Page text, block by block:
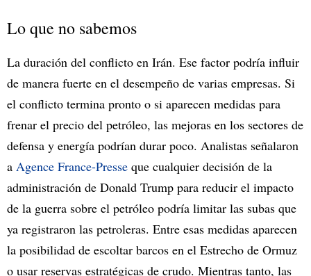
Lo que no sabemos
La duración del conflicto en Irán. Ese factor podría influir
de manera fuerte en el desempeño de varias empresas. Si
el conflicto termina pronto o si aparecen medidas para
frenar el precio del petróleo, las mejoras en los sectores de
defensa y energía podrían durar poco. Analistas señalaron
a Agence France-Presse que cualquier decisión de la
administración de Donald Trump para reducir el impacto
de la guerra sobre el petróleo podría limitar las subas que
ya registraron las petroleras. Entre esas medidas aparecen
la posibilidad de escoltar barcos en el Estrecho de Ormuz
o usar reservas estratégicas de crudo. Mientras tanto, las